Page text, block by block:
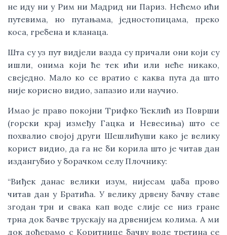
не иду ни у Рим ни Мадрид ни Париз. Нећемо ићи
путевима, но путањама, једностопицама, преко
коса, гребена и кланаца.
Шта су уз пут видјели вазда су причали они који су
ишли, онима који ће тек ићи или неће никако,
свеједно. Мало ко се вратио с каква пута да што
није корисно видио, запазио или научио.
Имао је право покојни Трифко Ћеклић из Површи
(горски крај између Гацка и Невесиња) што се
похвалио својој други Шешлићуши како је велику
корист видио, да га не би корила што је читав дан
издангубио у борачком селу Плочнику:
“Виђек данас велики изум, нијесам џаба прово
читав дан у Братића. У велику дрвену бачву ставе
згодан трн и свака кап воде слије се низ гране
трна док бачве трускају на дрвенијем колима. А ми
док доћерамо с Коритнице бачву воде третина се